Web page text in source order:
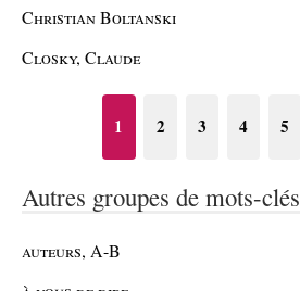
Christian Boltanski
Closky, Claude
1 2 3 4 5
Autres groupes de mots-clés
auteurs, A-B